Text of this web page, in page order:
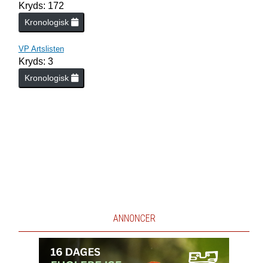
Kryds: 172
Kronologisk
VP Artslisten
Kryds: 3
Kronologisk
ANNONCER